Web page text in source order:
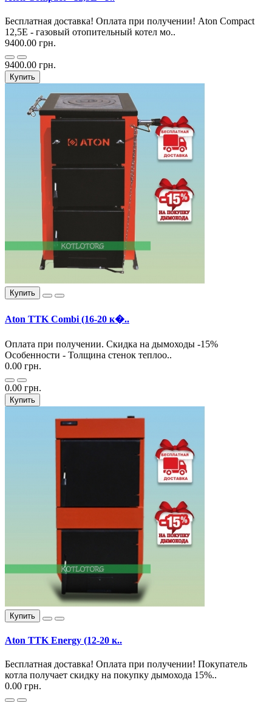
Бесплатная доставка! Оплата при получении! Aton Compact
12,5E - газовый отопительный котел мо..
9400.00 грн.
9400.00 грн.
Купить
Купить
Aton TTK Combi (16-20 к�..
Оплата при получении. Скидка на дымоходы -15%
Особенности - Толщина стенок теплоо..
0.00 грн.
0.00 грн.
Купить
Купить
Aton TTK Energy (12-20 к..
Бесплатная доставка! Оплата при получении! Покупатель
котла получает скидку на покупку дымохода 15%..
0.00 грн.